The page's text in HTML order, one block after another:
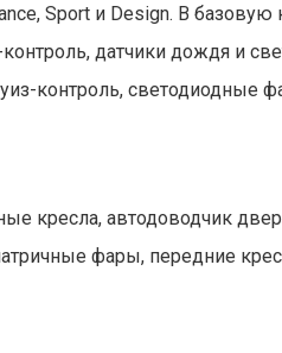
Sport и Design. В
датчики дождя и
контроль, светодиодные
кресла, автодоводчик
фары, передние